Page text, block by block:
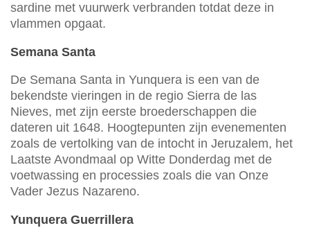
sardine met vuurwerk verbranden totdat deze in
vlammen opgaat.
Semana Santa
De Semana Santa in Yunquera is een van de
bekendste vieringen in de regio Sierra de las
Nieves, met zijn eerste broederschappen die
dateren uit 1648. Hoogtepunten zijn evenementen
zoals de vertolking van de intocht in Jeruzalem, het
Laatste Avondmaal op Witte Donderdag met de
voetwassing en processies zoals die van Onze
Vader Jezus Nazareno.
Yunquera Guerrillera